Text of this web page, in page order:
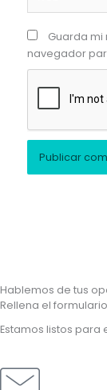
Guarda
navegador
Hablemos de tus
Rellena el
Estamos listos para